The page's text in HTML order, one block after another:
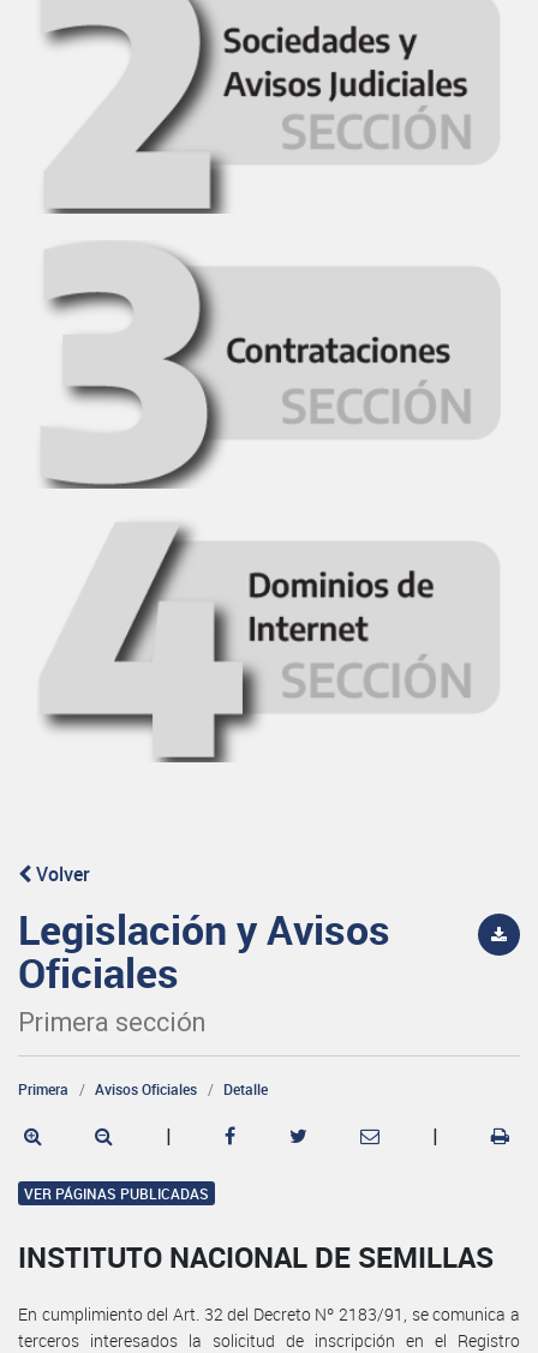
Volver
Legislación y Avisos
Oficiales
Primera sección
Primera Avisos Oficiales Detalle
| |
VER PÁGINAS PUBLICADAS
INSTITUTO NACIONAL DE SEMILLAS
En cumplimiento del Art. 32 del Decreto Nº 2183/91, se comunica a
terceros interesados la solicitud de inscripción en el Registro